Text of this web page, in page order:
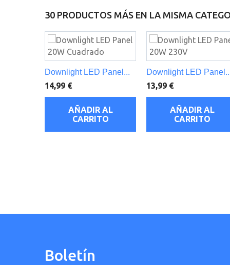
30 PRODUCTOS MÁS EN LA MISMA
Downlight LED Panel...
14,99 €
AÑADIR AL
CARRITO
Downlight LED
13,99 €
AÑADIR AL
CARRITO
Boletín